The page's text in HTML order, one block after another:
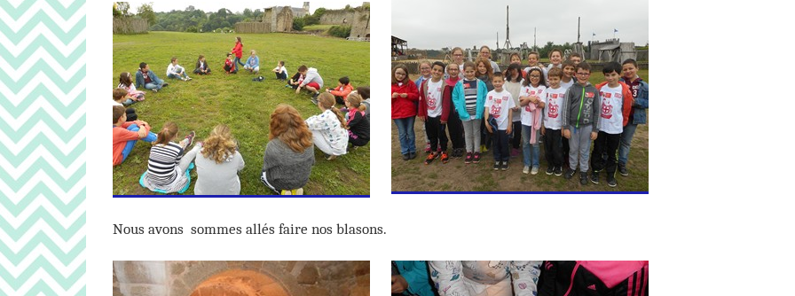
Nous avons sommes allés faire nos blasons.